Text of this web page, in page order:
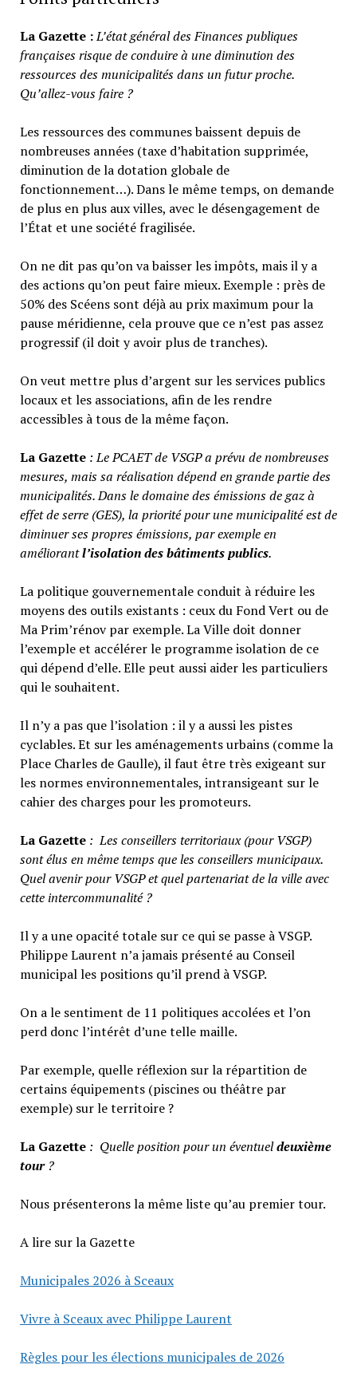
La Gazette :L’état général des Finances publiques
françaises risque de conduire à une diminution des
ressources des municipalités dans un futur proche.
Qu’allez-vous faire ?
Les ressources des communes baissent depuis de
nombreuses années (taxe d’habitation supprimée,
diminution de la dotation globale de
fonctionnement…). Dans le même temps, on demande
de plus en plus aux villes, avec le désengagement de
l’État et une société fragilisée.
On ne dit pas qu’on va baisser les impôts, mais il y a
des actions qu’on peut faire mieux. Exemple : près de
50% des Scéens sont déjà au prix maximum pour la
pause méridienne, cela prouve que ce n’est pas assez
progressif (il doit y avoir plus de tranches).
On veut mettre plus d’argent sur les services publics
locaux et les associations, afin de les rendre
accessibles à tous de la même façon.
La Gazette: Le PCAET de VSGP a prévu de nombreuses
mesures, mais sa réalisation dépend en grande partie des
municipalités. Dans le domaine des émissions de gaz à
effet de serre (GES), la priorité pour une municipalité est de
diminuer ses propres émissions, par exemple en
améliorantl’isolation des bâtiments publics.
La politique gouvernementale conduit à réduire les
moyens des outils existants : ceux du Fond Vert ou de
Ma Prim’rénov par exemple. La Ville doit donner
l’exemple et accélérer le programme isolation de ce
qui dépend d’elle. Elle peut aussi aider les particuliers
qui le souhaitent.
Il n’y a pas que l’isolation : il y a aussi les pistes
cyclables. Et sur les aménagements urbains (comme la
Place Charles de Gaulle), il faut être très exigeant sur
les normes environnementales, intransigeant sur le
cahier des charges pour les promoteurs.
La Gazette: Les conseillers territoriaux (pour VSGP)
sont élus en même temps que les conseillers municipaux.
Quel avenir pour VSGP et quel partenariat de la ville avec
cette intercommunalité ?
Il y a une opacité totale sur ce qui se passe à VSGP.
Philippe Laurent n’a jamais présenté au Conseil
municipal les positions qu’il prend à VSGP.
On a le sentiment de 11 politiques accolées et l’on
perd donc l’intérêt d’une telle maille.
Par exemple, quelle réflexion sur la répartition de
certains équipements (piscines ou théâtre par
exemple) sur le territoire ?
La Gazette: Quelle position pour un éventueldeuxième
tour?
Nous présenterons la même liste qu’au premier tour.
A lire sur la Gazette
Municipales 2026 à Sceaux
Vivre à Sceaux avec Philippe Laurent
Règles pour les élections municipales de 2026